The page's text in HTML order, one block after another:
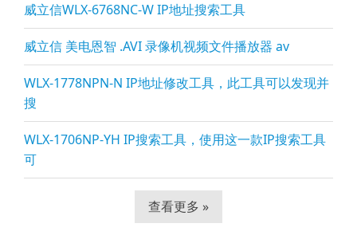
威立信WLX-6768NC-W IP地址搜索工具
威立信 美电恩智 .AVI 录像机视频文件播放器 av
WLX-1778NPN-N IP地址修改工具，此工具可以发现并
搜
WLX-1706NP-YH IP搜索工具，使用这一款IP搜索工具
可
查看更多 »